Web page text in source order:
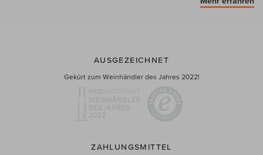
AUSGEZEICHNET
Gekürt zum Weinhändler des Jahres 2022!
ZAHLUNGSMITTEL